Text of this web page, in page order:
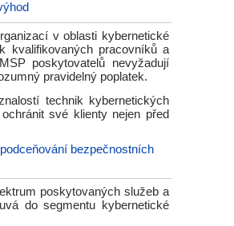
v oblasti kybernetické
kvalifikovaných pracovníků a
poskytovatelů nevyžadují
pravidelný poplatek.
technik kybernetických
své klienty nejen před
bezpečnostních
poskytovaných služeb a
do segmentu kybernetické